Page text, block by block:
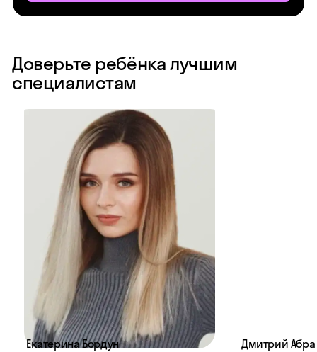
Доверьте ребёнка лучшим
специалистам
Екатерина Бордун
Дмитрий